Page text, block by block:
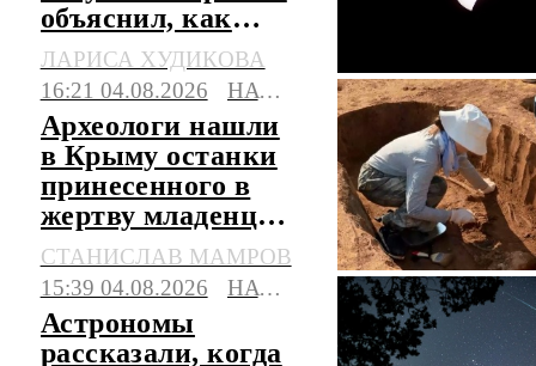
объяснил, как
движется лунная
тень
ЛАРИСА ХУДИКОВА
16:21 04.08.2026
НАУКА
Археологи нашли
в Крыму останки
принесенного в
жертву младенца I
века до н.э.
СТАНИСЛАВ МАМРОВ
15:39 04.08.2026
НАУКА
Астрономы
рассказали, когда